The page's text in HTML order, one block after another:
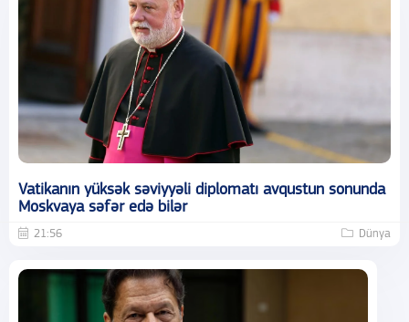
Vatikanın yüksək səviyyəli diplomatı avqustun sonunda
Moskvaya səfər edə bilər
21:56 Dünya